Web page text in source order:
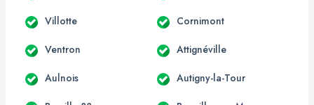
Villotte Cornimont
Ventron Attignéville
Aulnois Autigny-la-Tour